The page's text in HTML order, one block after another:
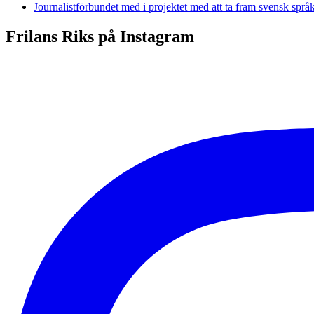
Journalistförbundet med i projektet med att ta fram svensk
Frilans Riks på Instagram